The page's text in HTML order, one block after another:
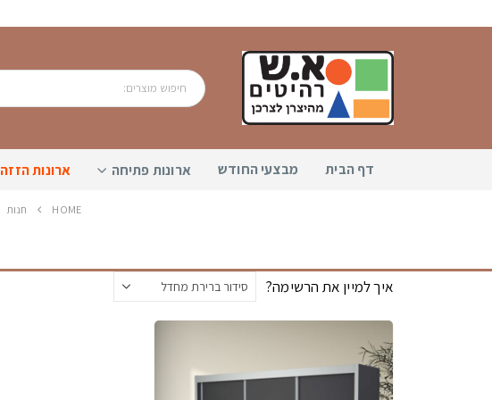
דף הבית מבצעי החודש ארונות פתיחה ארונות הזזה
HOME חנות
איך למיין את הרשימה?